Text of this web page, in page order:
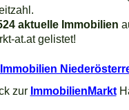
aktuelle Immobilien
at.at gelistet!
Immobilien
zur ImmobilienMarkt